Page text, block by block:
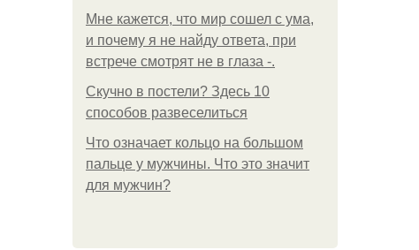
Мне кажется, что мир сошел с ума,
и почему я не найду ответа, при
встрече смотрят не в глаза -.
Скучно в постели? Здесь 10
способов развеселиться
Что означает кольцо на большом
пальце у мужчины. Что это значит
для мужчин?